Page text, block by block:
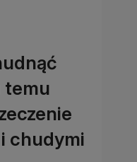
temu
chudymi